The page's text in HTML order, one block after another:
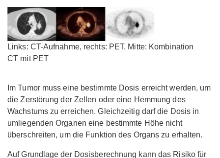
Links: CT-Aufnahme, rechts: PET, Mitte: Kombination
CT mit PET
Im Tumor muss eine bestimmte Dosis erreicht werden, um
die Zerstörung der Zellen oder eine Hemmung des
Wachstums zu erreichen. Gleichzeitig darf die Dosis in
umliegenden Organen eine bestimmte Höhe nicht
überschreiten, um die Funktion des Organs zu erhalten.
Auf Grundlage der Dosisberechnung kann das Risiko für